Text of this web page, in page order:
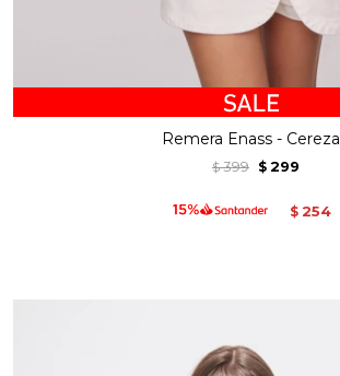
Remera Enass - Cereza
$ 399 $ 299
$ 254